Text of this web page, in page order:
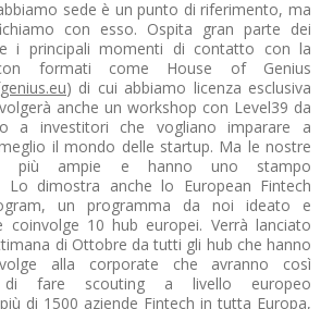
sede è un punto di riferimento, ma
con esso. Ospita gran parte dei
i principali momenti di contatto con la
formati come House of Genius
) di cui abbiamo licenza esclusiva
anche un workshop con Level39 da
a investitori che vogliano imparare a
il mondo delle startup. Ma le nostre
più ampie e hanno uno stampo
Lo dimostra anche lo European Fintech
un programma da noi ideato e
coinvolge 10 hub europei. Verrà lanciato
di Ottobre da tutti gli hub che hanno
alla corporate che avranno così
di fare scouting a livello europeo
di 1500 aziende Fintech in tutta Europa,